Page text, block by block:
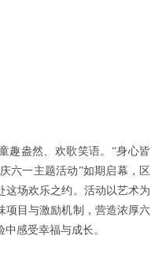
趣盎然、欢歌笑语。“身心皆
六一主题活动”如期启幕，区
这场欢乐之约。活动以艺术为
项目与激励机制，营造浓厚六
感受幸福与成长。